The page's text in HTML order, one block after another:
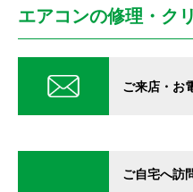
エアコンの修理・ク
ご来店・お
ご自宅へ訪